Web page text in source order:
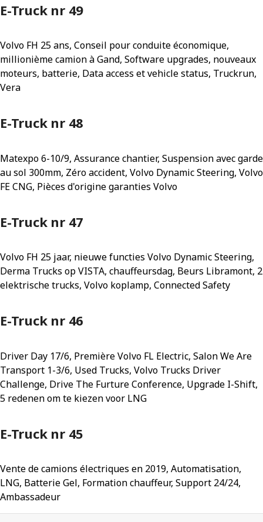
E-Truck nr 49
Volvo FH 25 ans, Conseil pour conduite économique,
millionième camion à Gand, Software upgrades, nouveaux
moteurs, batterie, Data access et vehicle status, Truckrun,
Vera
E-Truck nr 48
Matexpo 6-10/9, Assurance chantier, Suspension avec garde
au sol 300mm, Zéro accident, Volvo Dynamic Steering, Volvo
FE CNG, Pièces d'origine garanties Volvo
E-Truck nr 47
Volvo FH 25 jaar, nieuwe functies Volvo Dynamic Steering,
Derma Trucks op VISTA, chauffeursdag, Beurs Libramont, 2
elektrische trucks, Volvo koplamp, Connected Safety
E-Truck nr 46
Driver Day 17/6, Première Volvo FL Electric, Salon We Are
Transport 1-3/6, Used Trucks, Volvo Trucks Driver
Challenge, Drive The Furture Conference, Upgrade I-Shift,
5 redenen om te kiezen voor LNG
E-Truck nr 45
Vente de camions électriques en 2019, Automatisation,
LNG, Batterie Gel, Formation chauffeur, Support 24/24,
Ambassadeur